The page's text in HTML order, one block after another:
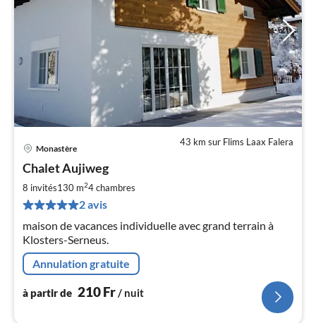
43 km sur Flims Laax Falera
Monastère
Chalet Aujiweg
8 invités130 m24chambres
2 avis
maison de vacances individuelle avec grand terrain à
Klosters-Serneus.
Annulation gratuite
à partir de 210Fr / nuit